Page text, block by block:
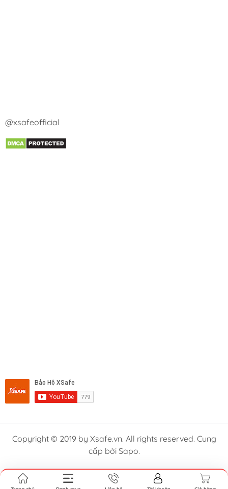
@xsafeofficial
Copyright © 2019 by Xsafe.vn. All rights reserved. Cung
cấp bởi Sapo.